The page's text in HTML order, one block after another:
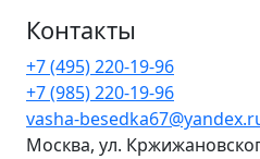
Контакты
+7 (495) 220-19-96
+7 (985) 220-19-96
vasha-
Москва, ул.